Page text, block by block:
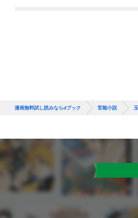
漫画無料試し読みならdブック 官能小説